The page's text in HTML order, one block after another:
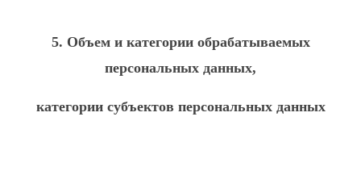
5. Объем и категории обрабатываемых
персональных данных,
категории субъектов персональных данных